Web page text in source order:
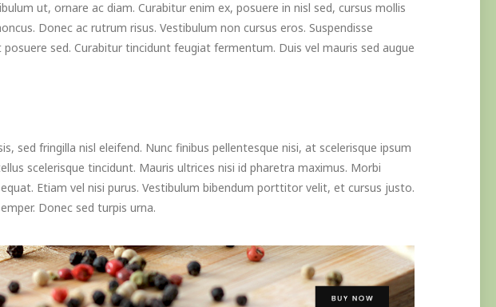
ut, ornare ac diam. Curabitur enim ex, posuere in nisl sed, cursus mollis
Donec ac rutrum risus. Vestibulum non cursus eros. Suspendisse
sed. Curabitur tincidunt feugiat fermentum. Duis vel mauris sed augue
sed fringilla nisl eleifend. Nunc finibus pellentesque nisi, at scelerisque ipsum
scelerisque tincidunt. Mauris ultrices nisi id pharetra maximus. Morbi
Etiam vel nisi purus. Vestibulum bibendum porttitor velit, et cursus justo.
Donec sed turpis urna.